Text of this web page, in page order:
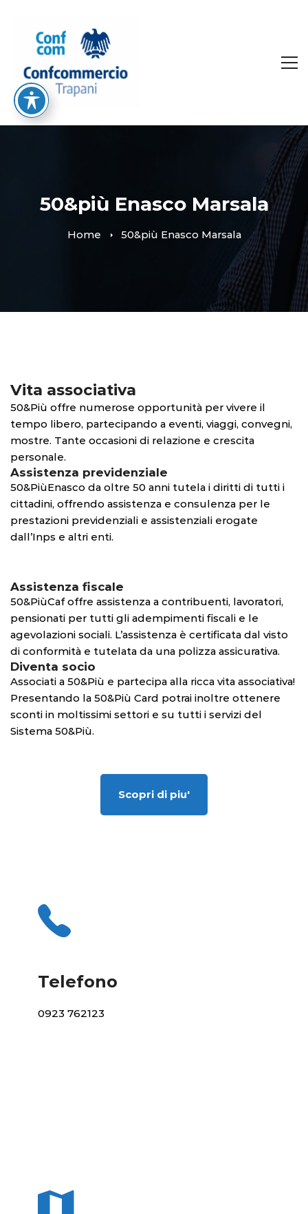
50&più Enasco Marsala
Home 50&più Enasco Marsala
Vita associativa
50&Più offre numerose opportunità per vivere il
tempo libero, partecipando a eventi, viaggi, convegni,
mostre. Tante occasioni di relazione e crescita
personale.
Assistenza previdenziale
50&PiùEnasco da oltre 50 anni tutela i diritti di tutti i
cittadini, offrendo assistenza e consulenza per le
prestazioni previdenziali e assistenziali erogate
dall’Inps e altri enti.
Assistenza fiscale
50&PiùCaf offre assistenza a contribuenti, lavoratori,
pensionati per tutti gli adempimenti fiscali e le
agevolazioni sociali. L’assistenza è certificata dal visto
di conformità e tutelata da una polizza assicurativa.
Diventa socio
Associati a 50&Più e partecipa alla ricca vita associativa!
Presentando la 50&Più Card potrai inoltre ottenere
sconti in moltissimi settori e su tutti i servizi del
Sistema 50&Più.
Scopri di piu'
Telefono
0923 762123